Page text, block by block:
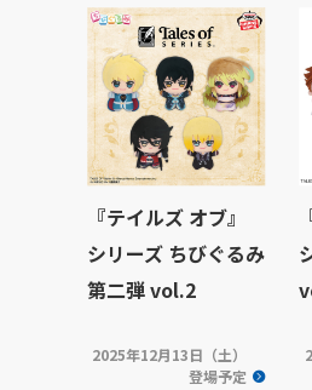
『テイルズ オブ』
シリーズ ちびぐるみ
第二弾 vol.2
2025年12月13日（土）
登場予定